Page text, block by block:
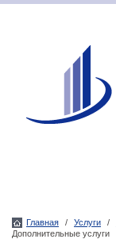
Главная / Услуги /
Дополнительные услуги